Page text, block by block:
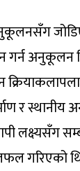
गर्न अनुकूलन
र
लक्ष्यसँग
गरिएको